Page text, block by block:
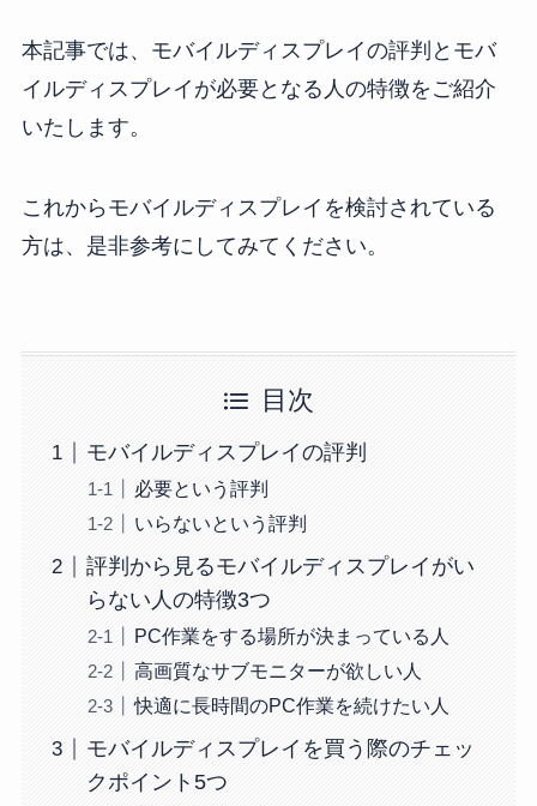
本記事では、モバイルディスプレイの評判とモバ
イルディスプレイが必要となる人の特徴をご紹介
いたします。
これからモバイルディスプレイを検討されている
方は、是非参考にしてみてください。
目次
モバイルディスプレイの評判
必要という評判
いらないという評判
評判から見るモバイルディスプレイがい
らない人の特徴3つ
PC作業をする場所が決まっている人
高画質なサブモニターが欲しい人
快適に長時間のPC作業を続けたい人
モバイルディスプレイを買う際のチェッ
クポイント5つ